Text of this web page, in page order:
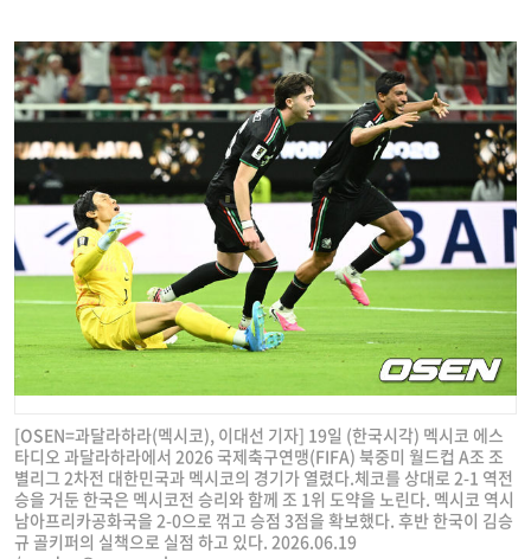
[OSEN=과달라하라(멕시코), 이대선 기자] 19일 (한국시각) 멕시코 에스
타디오 과달라하라에서 2026 국제축구연맹(FIFA) 북중미 월드컵 A조 조
별리그 2차전 대한민국과 멕시코의 경기가 열렸다.체코를 상대로 2-1 역전
승을 거둔 한국은 멕시코전 승리와 함께 조 1위 도약을 노린다. 멕시코 역시
남아프리카공화국을 2-0으로 꺾고 승점 3점을 확보했다. 후반 한국이 김승
규 골키퍼의 실책으로 실점 하고 있다. 2026.06.19